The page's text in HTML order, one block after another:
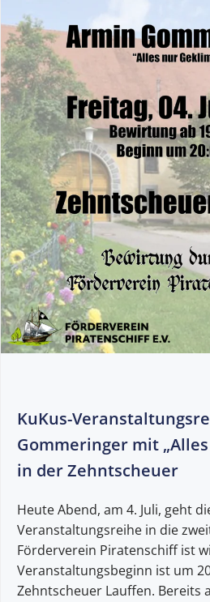
KuKus-
Gommeringer mit
in der Zehntscheuer
Heute Abend, am 4. Juli, geht
Veranstaltungsreihe in die
Förderverein Piratenschiff ist
Veranstaltungsbeginn ist um
Zehntscheuer Lauffen. Bereits